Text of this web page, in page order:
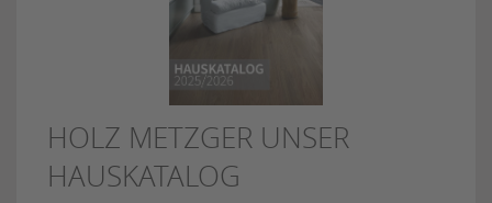
HOLZ METZGER UNSER
HAUSKATALOG